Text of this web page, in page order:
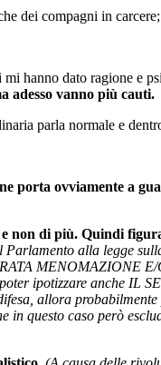
dei compagni in carcere;
dato ragione e
adesso vanno più cauti.
parla normale e
porta ovviamente a
e non di più. Quindi
alla legge
ipotizzare anche IL
allora
questo caso però